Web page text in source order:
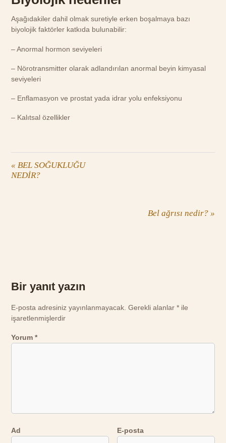
Aşağıdakiler dahil olmak suretiyle erken boşalmaya bazı
biyolojik faktörler katkıda bulunabilir:
– Anormal hormon seviyeleri
– Nörotransmitter olarak adlandırılan anormal beyin kimyasal
seviyeleri
– Enflamasyon ve prostat yada idrar yolu enfeksiyonu
– Kalıtsal özellikler
« BEL SOĞUKLUĞU
NEDİR?
Bel ağrısı nedir? »
Bir yanıt yazın
E-posta adresiniz yayınlanmayacak. Gerekli alanlar* ile
işaretlenmişlerdir
Yorum*
Ad E-posta